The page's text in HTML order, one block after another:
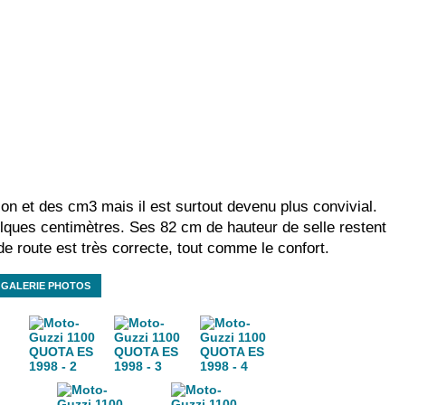
et des cm3 mais il est surtout devenu plus convivial.
centimètres. Ses 82 cm de hauteur de selle restent
route est très correcte, tout comme le confort.
GALERIE PHOTOS